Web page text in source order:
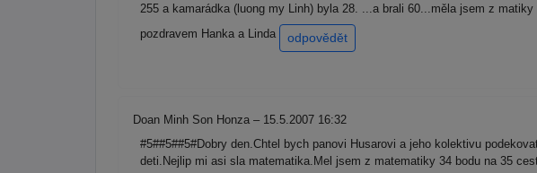
255 a kamarádka (luong my Linh) byla 28. ...a brali 60...měla jsem z
pozdravem Hanka a Linda
odpovědět
Doan Minh Son Honza – 15.5.2007 16:32
#5##5##5#Dobry den.Chtel bych panovi Husarovi a jeho kolektivu
deti.Nejlip mi asi sla matematika.Mel jsem z matematiky 34 bodu na 35